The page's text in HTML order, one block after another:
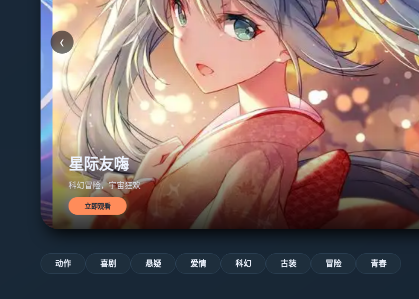
星际友嗨
科幻冒险，宇宙狂欢
立即观看
‹
动作 喜剧 悬疑 爱情 科幻 古装 冒险 青春